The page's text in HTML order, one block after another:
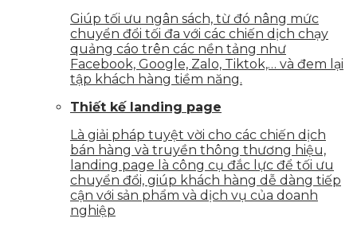
Giúp tối ưu ngân sách, từ đó nâng mức
chuyển đổi tối đa với các chiến dịch chạy
quảng cáo trên các nền tảng như
Facebook, Google, Zalo, Tiktok,… và đem lại
tập khách hàng tiềm năng.
Thiết kế landing page
Là giải pháp tuyệt vời cho các chiến dịch
bán hàng và truyền thông thương hiệu,
landing page là công cụ đắc lực để tối ưu
chuyển đổi, giúp khách hàng dễ dàng tiếp
cận với sản phẩm và dịch vụ của doanh
nghiệp